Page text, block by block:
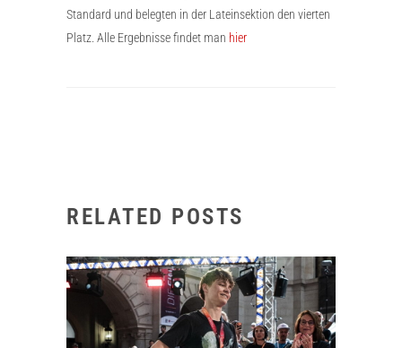
Standard und belegten in der Lateinsektion den vierten
Platz. Alle Ergebnisse findet man hier
RELATED POSTS